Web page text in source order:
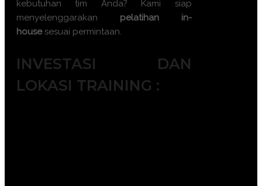
kebutuhan tim Anda? Kami siap
menyelenggarakan pelatihan in-
housesesuai permintaan.
INVESTASI DAN
LOKASI TRAINING :